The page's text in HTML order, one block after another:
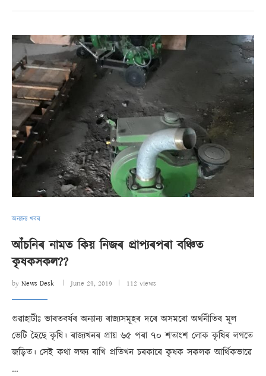
অন্যান্য খবৰ
আঁচনিৰ নামত কিয় নিজৰ প্ৰাপ্যৰপৰা বঞ্চিত
কৃষকসকল??
by News Desk June 29, 2019 112 views
গুৱাহাটীঃ ভাৰতবৰ্ষৰ অন্যান্য ৰাজ্যসমূহৰ দৰে অসমৰো অৰ্থনীতিৰ মূল
ভেটি হৈছে কৃষি। ৰাজ্যখনৰ প্ৰায় ৬৫ পৰা ৭০ শতাংশ লোক কৃষিৰ লগতে
জড়িত। সেই কথা লক্ষ্য ৰাখি প্ৰতিখন চৰকাৰে কৃষক সকলক আৰ্থিকভাৱে
…